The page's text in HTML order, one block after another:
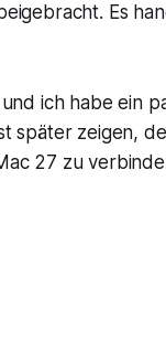
Es
ich habe ein
später zeigen,
27 zu